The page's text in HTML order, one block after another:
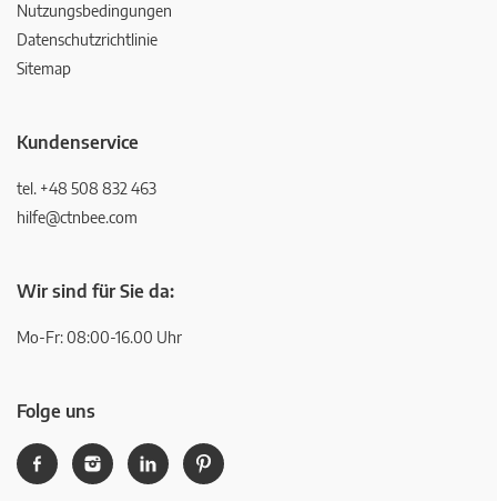
Nutzungsbedingungen
Datenschutzrichtlinie
Sitemap
Kundenservice
tel. +48 508 832 463
hilfe@ctnbee.com
Wir sind für Sie da:
Mo-Fr: 08:00-16.00 Uhr
Folge uns